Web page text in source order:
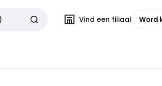
Vind een filiaal Word